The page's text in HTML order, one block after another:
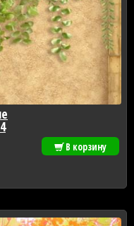
В корзину